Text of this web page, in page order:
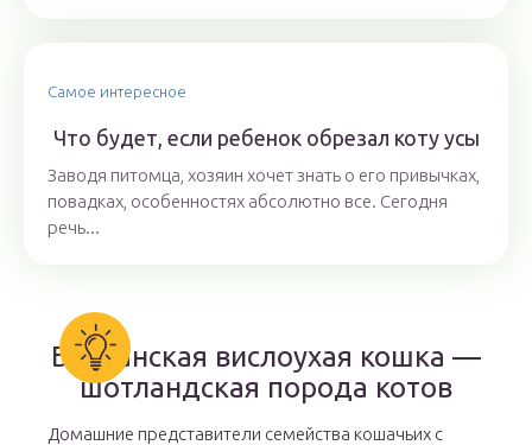
Самое интересное
Что будет, если ребенок обрезал коту усы
Заводя питомца, хозяин хочет знать о его привычках,
повадках, особенностях абсолютно все. Сегодня
речь...
Британская вислоухая кошка —
шотландская порода котов
Домашние представители семейства кошачьих с